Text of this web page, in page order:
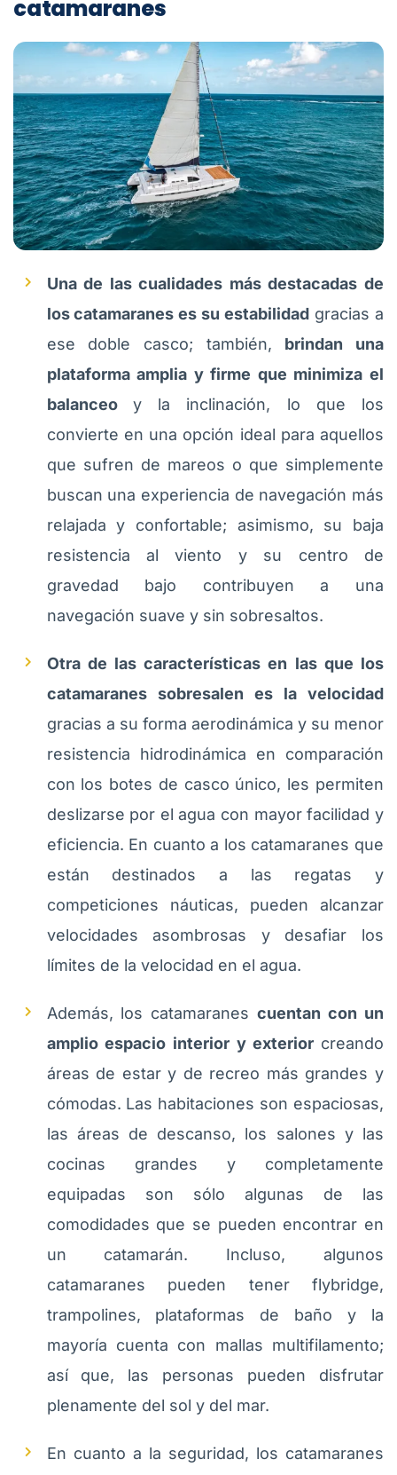
catamaranes
Una de las cualidades más destacadas de
los catamaranes es su estabilidad gracias a
ese doble casco; también, brindan una
plataforma amplia y firme que minimiza el
balanceo y la inclinación, lo que los
convierte en una opción ideal para aquellos
que sufren de mareos o que simplemente
buscan una experiencia de navegación más
relajada y confortable; asimismo, su baja
resistencia al viento y su centro de
gravedad bajo contribuyen a una
navegación suave y sin sobresaltos.
Otra de las características en las que los
catamaranes sobresalen es la velocidad
gracias a su forma aerodinámica y su menor
resistencia hidrodinámica en comparación
con los botes de casco único, les permiten
deslizarse por el agua con mayor facilidad y
eficiencia. En cuanto a los catamaranes que
están destinados a las regatas y
competiciones náuticas, pueden alcanzar
velocidades asombrosas y desafiar los
límites de la velocidad en el agua.
Además, los catamaranescuentan con un
amplio espacio interior y exterior creando
áreas de estar y de recreo más grandes y
cómodas. Las habitaciones son espaciosas,
las áreas de descanso, los salones y las
cocinas grandes y completamente
equipadas son sólo algunas de las
comodidades que se pueden encontrar en
un catamarán. Incluso, algunos
catamaranes pueden tener flybridge,
trampolines, plataformas de baño y la
mayoría cuenta con mallas multifilamento;
así que, las personas pueden disfrutar
plenamente del sol y del mar.
En cuanto a la seguridad, los catamaranes